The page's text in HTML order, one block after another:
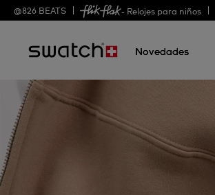
@826 BEATS - Relojes para niños
Novedades